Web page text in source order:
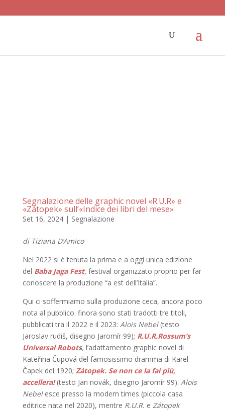
Segnalazione delle graphic novel «R.U.R» e
«Zátopek» sull’«Indice dei libri del mese»
Set 16, 2024| Segnalazione
di Tiziana D’Amico
Nel 2022 si è tenuta la prima e a oggi unica edizione
del Baba Jaga Fest, festival organizzato proprio per far
conoscere la produzione “a est dell’Italia”.
Qui ci soffermiamo sulla produzione ceca, ancora poco
nota al pubblico. finora sono stati tradotti tre titoli,
pubblicati tra il 2022 e il 2023: Alois Nebel (testo
Jaroslav rudiš, disegno Jaromír 99); R.U.R.Rossum’s
Universal Robots, l’adattamento graphic novel di
Kateřina Čupová del famosissimo dramma di Karel
Čapek del 1920; Zátopek. Se non ce la fai più,
accellera! (testo Jan novák, disegno Jaromír 99). Alois
Nebel esce presso la modern times (piccola casa
editrice nata nel 2020), mentre R.U.R. e Zátopek